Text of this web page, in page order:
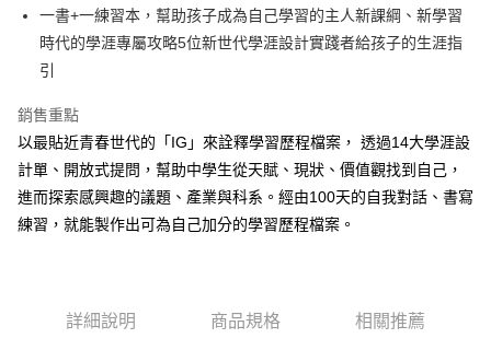
街口支付
悠遊付
運送方式
宅配
每筆NT$70，滿NT$799(含以上)免運費
數位商品離島免運
一書+一練習本，幫助孩子成為自己學習的主人新課綱、新學習
時代的學涯專屬攻略5位新世代學涯設計實踐者給孩子的生涯指
引
銷售重點
以最貼近青春世代的「IG」來詮釋學習歷程檔案， 透過14大學涯設
計單、開放式提問，幫助中學生從天賦、現狀、價值觀找到自己，
進而探索感興趣的議題、產業與科系。經由100天的自我對話、書寫
練習，就能製作出可為自己加分的學習歷程檔案。
詳細說明 商品規格 相關推薦